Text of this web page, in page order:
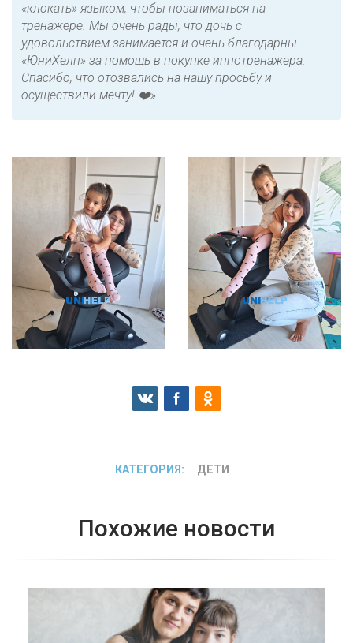
«клокать» языком, чтобы позаниматься на
тренажёре. Мы очень рады, что дочь с
удовольствием занимается и очень благодарны
«ЮниХелп» за помощь в покупке иппотренажера.
Спасибо, что отозвались на нашу просьбу и
осуществили мечту! ❤️»
КАТЕГОРИЯ: ДЕТИ
Похожие новости